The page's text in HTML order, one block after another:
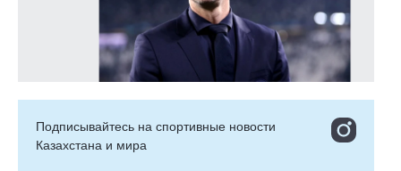
Подписывайтесь на cпортивные новости
Казахстана и мира